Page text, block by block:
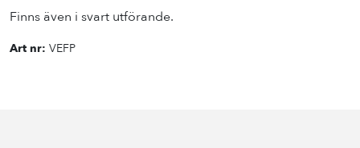
Finns även i svart utförande.
Art nr: VEFP